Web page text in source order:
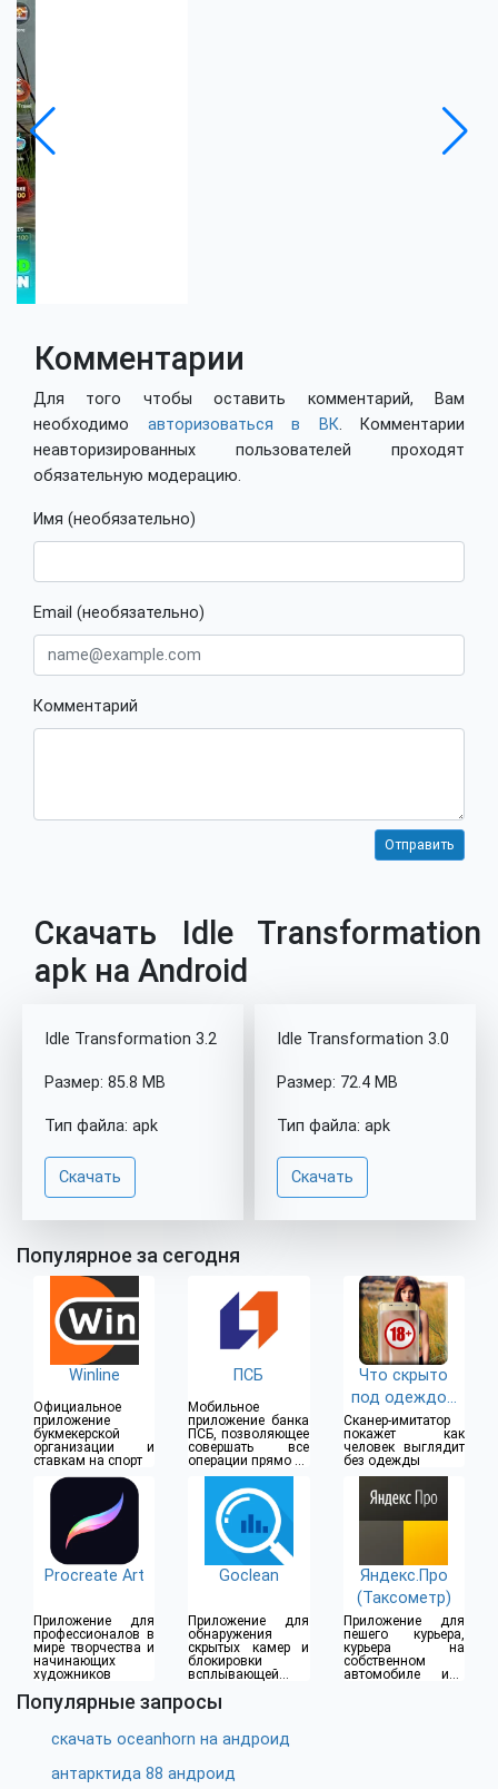
Комментарии
Для того чтобы оставить комментарий, Вам
необходимо авторизоваться в ВК. Комментарии
неавторизированных пользователей проходят
обязательную модерацию.
Имя (необязательно)
Email (необязательно)
Комментарий
Скачать Idle Transformation
apk на Android
Idle Transformation 3.2
Размер: 85.8 MB
Тип файла: apk
Скачать
Idle Transformation 3.0
Размер: 72.4 MB
Тип файла: apk
Скачать
Популярное за сегодня
Winline
Официальное
приложение
букмекерской
организации и
ставкам на спорт
ПСБ
Мобильное
приложение банка
ПСБ, позволяющее
совершать все
операции прямо из
дома
Что скрыто
под одеждой
(18+)
Сканер-имитатор
покажет как
человек выглядит
без одежды
Procreate Art
Приложение для
профессионалов в
мире творчества и
начинающих
художников
Goclean
Приложение для
обнаружения
скрытых камер и
блокировки
всплывающей
Яндекс.Про
(Таксометр)
Приложение для
пешего курьера,
курьера на
собственном
автомобиле или
Популярные запросы
скачать oceanhorn на андроид
антарктида 88 андроид